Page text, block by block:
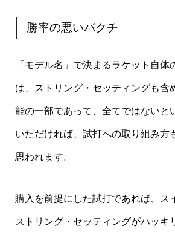
勝率の悪いバクチ
「モデル名」で決まるラケット自体
は、ストリング・セッティングも含
能の一部であって、全てではないと
いただければ、試打への取り組み方
思われます。
購入を前提にした試打であれば、ス
ストリング・セッティングがハッキ